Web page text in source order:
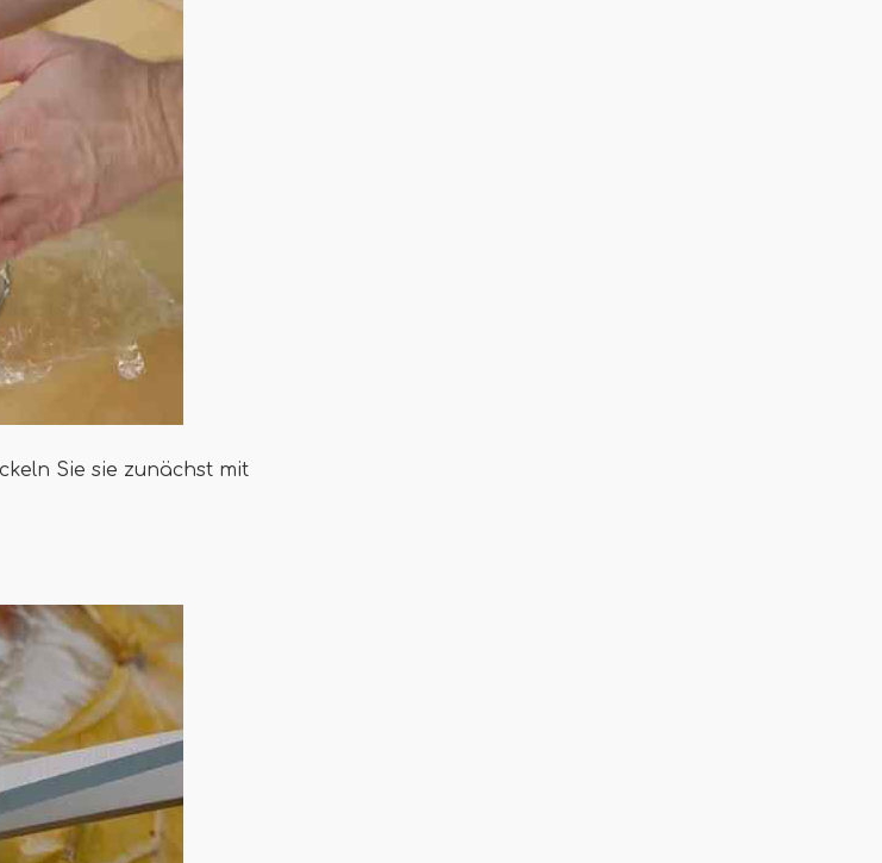
Sie sie zunächst mit